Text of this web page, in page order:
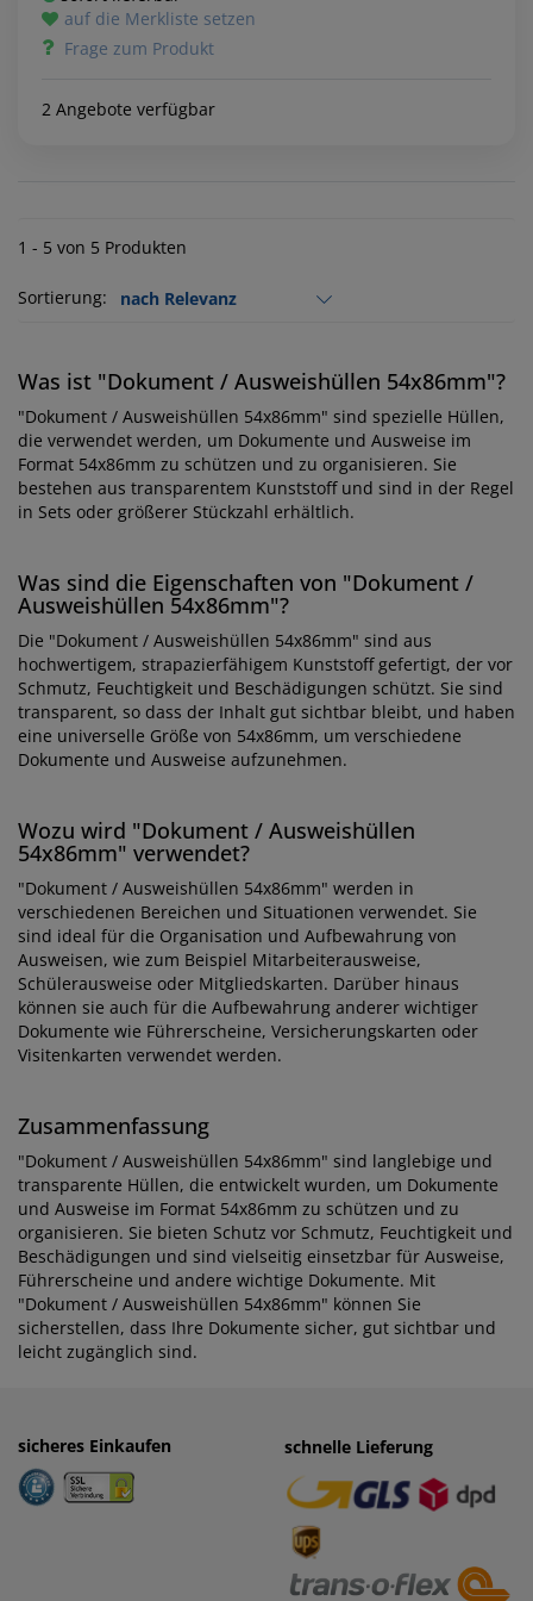
auf die Merkliste setzen
Frage zum Produkt
2 Angebote verfügbar
1 - 5 von 5 Produkten
Sortierung:
Was ist "Dokument / Ausweishüllen 54x86mm"?
"Dokument / Ausweishüllen 54x86mm" sind spezielle Hüllen,
die verwendet werden, um Dokumente und Ausweise im
Format 54x86mm zu schützen und zu organisieren. Sie
bestehen aus transparentem Kunststoff und sind in der Regel
in Sets oder größerer Stückzahl erhältlich.
Was sind die Eigenschaften von "Dokument /
Ausweishüllen 54x86mm"?
Die "Dokument / Ausweishüllen 54x86mm" sind aus
hochwertigem, strapazierfähigem Kunststoff gefertigt, der vor
Schmutz, Feuchtigkeit und Beschädigungen schützt. Sie sind
transparent, so dass der Inhalt gut sichtbar bleibt, und haben
eine universelle Größe von 54x86mm, um verschiedene
Dokumente und Ausweise aufzunehmen.
Wozu wird "Dokument / Ausweishüllen
54x86mm" verwendet?
"Dokument / Ausweishüllen 54x86mm" werden in
verschiedenen Bereichen und Situationen verwendet. Sie
sind ideal für die Organisation und Aufbewahrung von
Ausweisen, wie zum Beispiel Mitarbeiterausweise,
Schülerausweise oder Mitgliedskarten. Darüber hinaus
können sie auch für die Aufbewahrung anderer wichtiger
Dokumente wie Führerscheine, Versicherungskarten oder
Visitenkarten verwendet werden.
Zusammenfassung
"Dokument / Ausweishüllen 54x86mm" sind langlebige und
transparente Hüllen, die entwickelt wurden, um Dokumente
und Ausweise im Format 54x86mm zu schützen und zu
organisieren. Sie bieten Schutz vor Schmutz, Feuchtigkeit und
Beschädigungen und sind vielseitig einsetzbar für Ausweise,
Führerscheine und andere wichtige Dokumente. Mit
"Dokument / Ausweishüllen 54x86mm" können Sie
sicherstellen, dass Ihre Dokumente sicher, gut sichtbar und
leicht zugänglich sind.
sicheres Einkaufen einfaches Zahlen
· Rechnung
· Vorkasse
schnelle Lieferung